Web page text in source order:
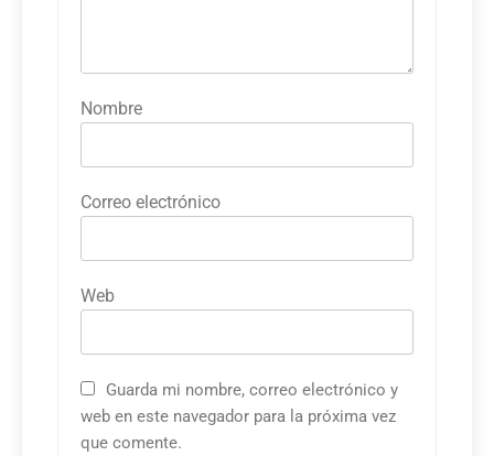
Nombre
Correo electrónico
Web
Guarda mi nombre, correo electrónico y
web en este navegador para la próxima vez
que comente.